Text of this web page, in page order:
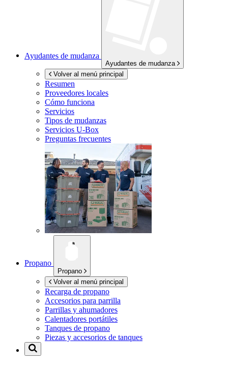
Ayudantes de mudanza
Ayudantes de mudanza
Volver al menú principal
Resumen
Proveedores locales
Cómo funciona
Servicios
Tipos de mudanzas
Servicios U-Box
Preguntas frecuentes
Propano
Propano
Volver al menú principal
Recarga de propano
Accesorios para parrilla
Parrillas y ahumadores
Calentadores portátiles
Tanques de propano
Piezas y accesorios de tanques